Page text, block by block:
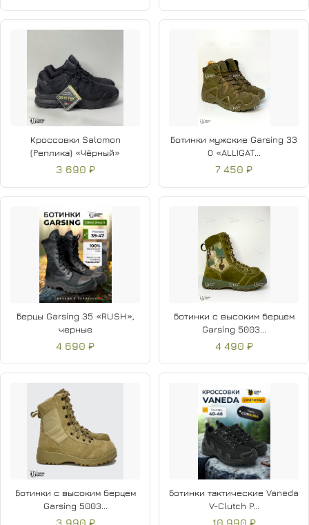
Кроссовки Salomon
(Реплика) «Чёрный»
3 690 ₽
Ботинки мужские Garsing 33
О «ALLIGAT...
7 450 ₽
Берцы Garsing 35 «RUSH»,
черные
4 690 ₽
Ботинки с высоким берцем
Garsing 5003...
4 490 ₽
Ботинки с высоким берцем
Garsing 5003...
Ботинки тактические Vaneda
V-Clutch P...